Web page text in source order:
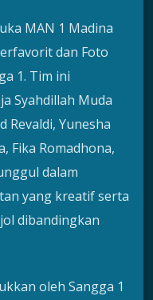
MAN 1 Madina
dan Foto
1. Tim ini
Syahdillah Muda
Revaldi, Yunesha
Fika Romadhona,
dalam
yang kreatif serta
dibandingkan
oleh Sangga 1